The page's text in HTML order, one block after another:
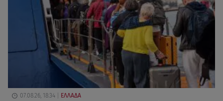
07.08.26, 18:34 ΕΛΛΑΔΑ